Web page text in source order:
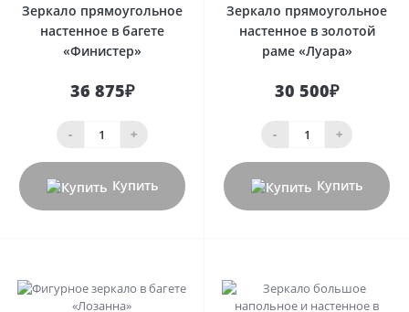
Зеркало прямоугольное
настенное в багете
«Финистер»
36 875₽
- +
Купить
Зеркало прямоугольное
настенное в золотой
раме «Луара»
30 500₽
- +
Купить